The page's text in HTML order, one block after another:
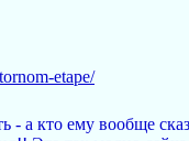
etape/
- а кто ему вообще